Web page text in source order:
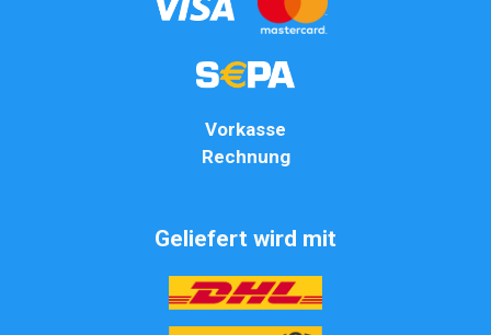
Vorkasse
Rechnung
Geliefert wird mit